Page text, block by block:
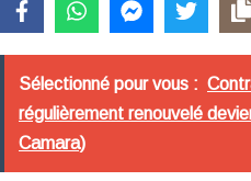
Sélectionné pour vous :
régulièrement renouvelé
Camara)